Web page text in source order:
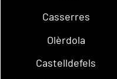
Casserres
Olèrdola
Castelldefels